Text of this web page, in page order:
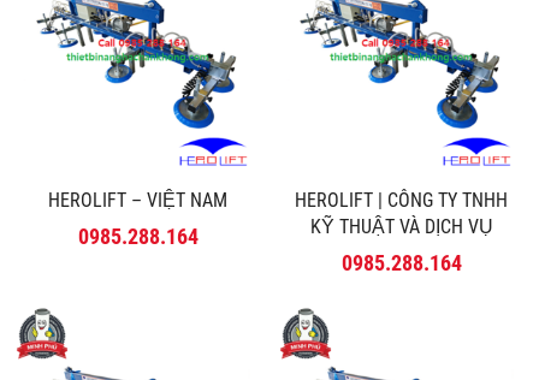
HEROLIFT – VIỆT NAM
0985.288.164
HEROLIFT | CÔNG TY TNHH
KỸ THUẬT VÀ DỊCH VỤ
MINH PHÚ
0985.288.164